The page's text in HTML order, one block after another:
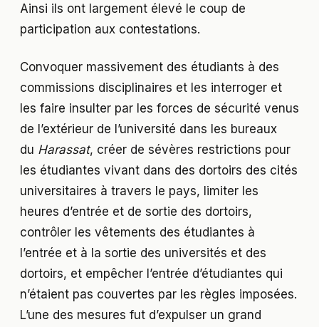
Ainsi ils ont largement élevé le coup de
participation aux contestations.
Convoquer massivement des étudiants à des
commissions disciplinaires et les interroger et
les faire insulter par les forces de sécurité venus
de l’extérieur de l’université dans les bureaux
du Harassat, créer de sévères restrictions pour
les étudiantes vivant dans des dortoirs des cités
universitaires à travers le pays, limiter les
heures d’entrée et de sortie des dortoirs,
contrôler les vêtements des étudiantes à
l’entrée et à la sortie des universités et des
dortoirs, et empêcher l’entrée d’étudiantes qui
n’étaient pas couvertes par les règles imposées.
L’une des mesures fut d’expulser un grand